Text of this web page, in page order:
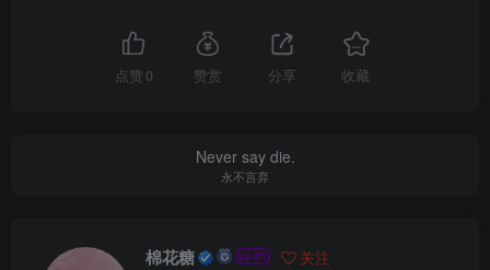
点赞 0 赞赏 分享 收藏
Never say die.
永不言弃
棉花糖 关注